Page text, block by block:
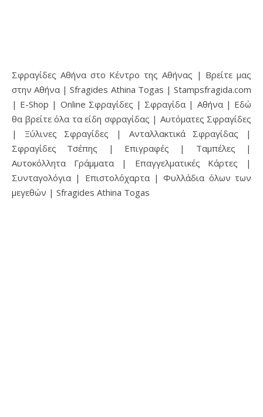
Σφραγίδες Αθήνα στο Κέντρο της Αθήνας | Βρείτε μας
στην Αθήνα | Sfragides Athina Togas | Stampsfragida.com
| E-Shop | Online Σφραγίδες | Σφραγίδα | Αθήνα | Εδώ
θα βρείτε όλα τα είδη σφραγίδας | Αυτόματες Σφραγίδες
| Ξύλινες Σφραγίδες | Ανταλλακτικά Σφραγίδας |
Σφραγίδες Τσέπης | Επιγραφές | Ταμπέλες |
Αυτοκόλλητα Γράμματα | Επαγγελματικές Κάρτες |
Συνταγολόγια | Επιστολόχαρτα | Φυλλάδια όλων των
μεγεθών | Sfragides Athina Togas